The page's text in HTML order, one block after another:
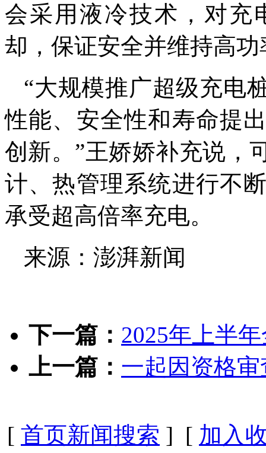
会采用液冷技术，对充
却，保证安全并维持高
“大规模推广超级充电
性能、安全性和寿命提
创新。”王娇娇补充说，
计、热管理系统进行不
承受超高倍率充电。
来源：澎湃新闻
下一篇： 2025年上半
上一篇： 一起因资格
[ 首页新闻搜索 ] [ 加入